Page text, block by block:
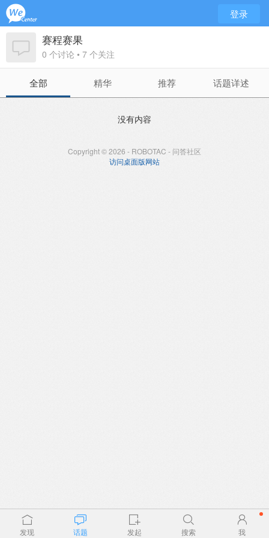
登录
赛程赛果
0 个讨论 • 7 个关注
全部 精华 推荐 话题详述
没有内容
Copyright © 2026 - ROBOTAC - 问答社区
访问桌面版网站
发现 话题 发起 搜索 我